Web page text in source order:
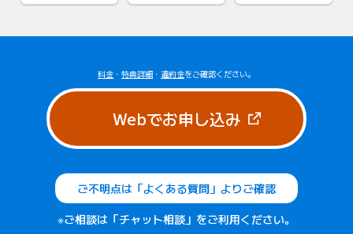
料金 ・ 特典詳細 ・ 違約金をご確認ください。
Webでお申し込み（新しいタブ
ご不明点は「よくある質問」よりご確認
※ご相談は「チャット相談」をご利用ください。